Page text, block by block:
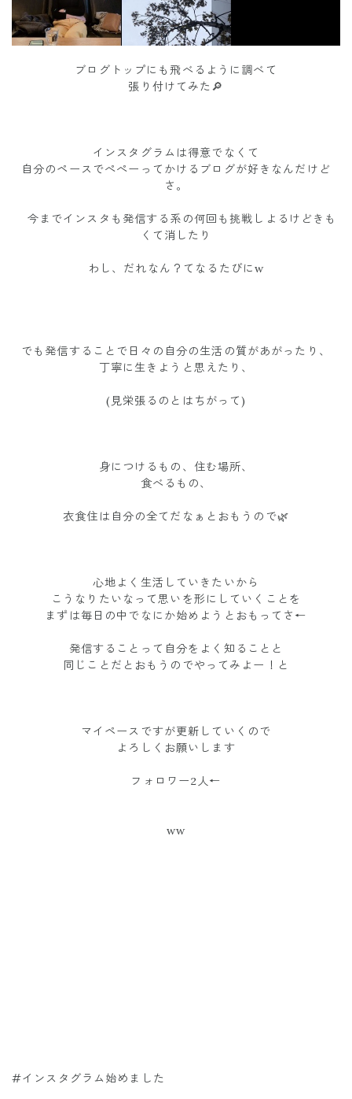
ブログトップにも飛べるように調べて
張り付けてみた🔎
インスタグラムは得意でなくて
自分のペースでぺぺーってかけるブログが好きなんだけど
さ。
今までインスタも発信する系の何回も挑戦しよるけどきも
くて消したり
わし、だれなん？てなるたびにw
でも発信することで日々の自分の生活の質があがったり、
丁寧に生きようと思えたり、
(見栄張るのとはちがって)
身につけるもの、住む場所、
食べるもの、
衣食住は自分の全てだなぁとおもうので🌿
心地よく生活していきたいから
こうなりたいなって思いを形にしていくことを
まずは毎日の中でなにか始めようとおもってさ←
発信することって自分をよく知ることと
同じことだとおもうのでやってみよー！と
マイペースですが更新していくので
よろしくお願いします
フォロワー2人←
ww
#インスタグラム始めました